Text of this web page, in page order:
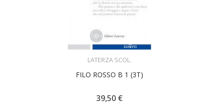
LATERZA SCOL.
FILO ROSSO B 1 (3T)
39,50 €